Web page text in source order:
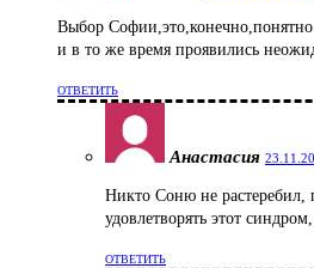
Выбор
и в то же время проявились
ОТВЕТИТЬ
Анастасия
Никто Соню не растеребил,
удовлетворять этот
ОТВЕТИТЬ